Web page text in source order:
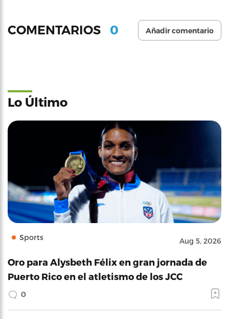
COMENTARIOS 0 Añadir comentario
Lo Último
Sports Aug 5, 2026
Oro para Alysbeth Félix en gran jornada de
Puerto Rico en el atletismo de los JCC
0